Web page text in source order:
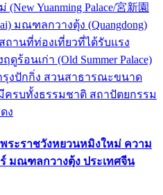
Yuanming Palace/宮新園
มณฑลกวางตุ้ง (Quangdong)
ถานที่ท่องเที่ยวที่ได้รับแรง
ร้อนเก่า (Old Summer Palace)
งปักกิ่ง สวนสาธารณะขนาด
ครบทั้งธรรมชาติ สถาปัตยกรรม
ง
พระราชวังหยวนหมิงใหม่ ความ
มณฑลกวางตุ้ง ประเทศจีน